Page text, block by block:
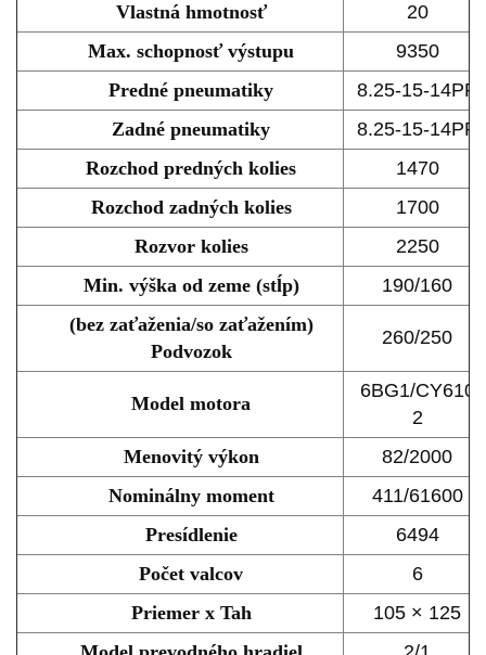
Vlastná hmotnosť
20
Max. schopnosť výstupu
9350
Predné pneumatiky
8.25-15-14PR
Zadné pneumatiky
8.25-15-14PR
Rozchod predných kolies
1470
Rozchod zadných kolies
1700
Rozvor kolies
2250
Min. výška od zeme (stĺp)
190/160
(bez zaťaženia/so zaťažením)
Podvozok
260/250
Model motora
6BG1/CY610
2
Menovitý výkon
82/2000
Nominálny moment
411/61600
Presídlenie
6494
Počet valcov
6
Priemer x Tah
105 × 125